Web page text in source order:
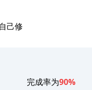
己修
完成率为90%